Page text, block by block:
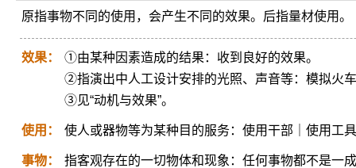
原指事物不同的使用，会产生不同的效果。后指量材使用。
效果：
①由某种因素造成的结果：收到良好的效果。
②指演出中人工设计安排的光照、声音等：模拟火
③见“动机与效果”。
使用： 使人或器物等为某种目的服务：使用干部｜使用工
事物： 指客观存在的一切物体和现象：任何事物都不是一